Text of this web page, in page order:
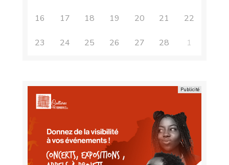
16 17 18 19 20 21 22
23 24 25 26 27 28 1